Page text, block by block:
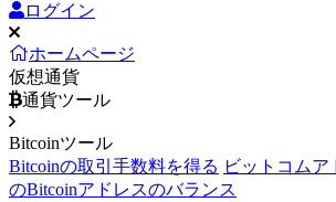
ログイン
ホームページ
仮想通貨
通貨ツール
Bitcoinツール
Bitcoinの取引手数料を得る ビットコムア
のBitcoinアドレスのバランス